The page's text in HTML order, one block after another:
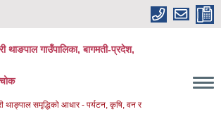
थाङपाल गाउँपालिका, बागमती-प्रदेश,
थाङ्पाल समृद्धिको आधार - पर्यटन, कृषि, वन र